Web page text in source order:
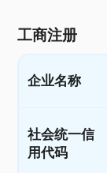
工商注册
企业名称
社会统一信
用代码